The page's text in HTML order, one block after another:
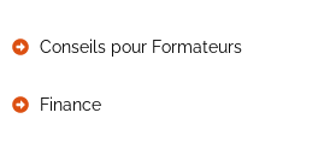
Conseils pour Formateurs
Finance